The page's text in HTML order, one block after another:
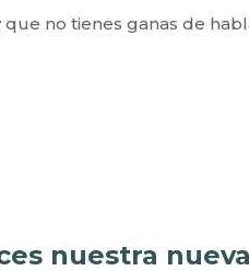
no tienes ganas de
nuestra